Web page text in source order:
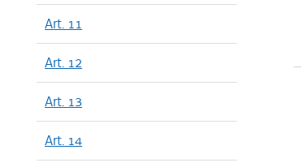
Art. 11
Art. 12
Art. 13
Art. 14